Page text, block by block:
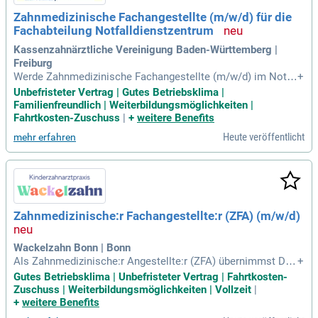
nem herzlichen Team, das dich fördert!
Zahnmedizinische Fachangestellte (m/w/d) für die
Fachabteilung Notfalldienstzentrum
Kassenzahnärztliche Vereinigung Baden-Württemberg |
Freiburg
Werde Zahnmedizinische Fachangestellte (m/w/d) im Notfa
lldienstzentrum der KZV Baden-Württemberg in Freiburg! Ab
dem 01. Oktober 2026 suchen wir motivierte Mitarbeiter für
Voll- oder Teilzeitstellen sowie Minijobs. Als Teil eines mod
unterstützt du die zahnmedizinische Versorgung von über 8.
000 niedergelassenen Zahnärzten. Erlebe abwechslungsreic
he Arbeit und mache einen Unterschied, wenn schnelle Hilfe
gefragt ist. Du profitierst von einem starken Team, moderne
r Technik und attraktiven Zuschlägen für Nacht- und Woche
nenddienste. Bewerbe dich jetzt und finde deinen Platz in de
r zahnmedizinischen Notfallversorgung!
+
Unbefristeter Vertrag | Gutes Betriebsklima |
Familienfreundlich | Weiterbildungsmöglichkeiten |
Fahrtkosten-Zuschuss | + weitere Benefits
mehr erfahren Heute veröffentlicht
Zahnmedizinische:r Fachangestellte:r (ZFA) (m/w/d)
Wackelzahn Bonn | Bonn
Als Zahnmedizinische:r Angestellte:r (ZFA) übernimmst Du
zentrale Aufgaben in der Behandlungsvorbereitung und -nac
hbereitung. Mit unserem fortschrittlichen Qualitätsmanage
ment garantieren wir reibungslose Abläufe in der Praxis. Du
+
Gutes Betriebsklima | Unbefristeter Vertrag | Fahrtkosten-
Zuschuss | Weiterbildungsmöglichkeiten | Vollzeit |
+ weitere Benefits